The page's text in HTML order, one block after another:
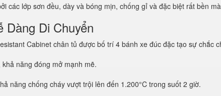
các lớp sơn đều, dày và bóng mịn, chống gỉ và đặc biệt rất bền
Dàng Di Chuyển
Cabinet chân tủ được bố trí 4 bánh xe đúc đặc tạo sự chắc
năng đóng mở mạnh mẽ.
năng chống cháy vượt trội lên đến 1.200°C trong suốt 2 giờ.